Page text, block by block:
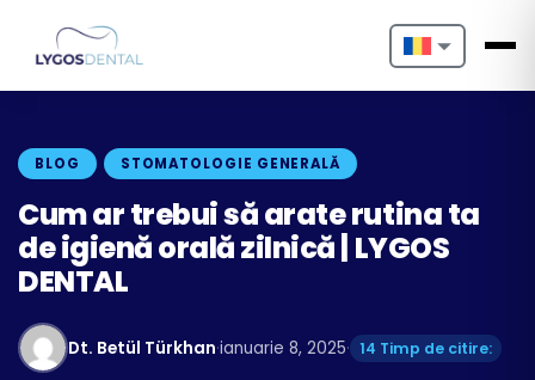
Nederlands
Français
Deutsch
Español
BLOG STOMATOLOGIE GENERALĂ
Cum ar trebui să arate rutina ta
de igienă orală zilnică | LYGOS
DENTAL
Dt. Betül Türkhan·ianuarie 8, 2025· 14 Timp de citire: